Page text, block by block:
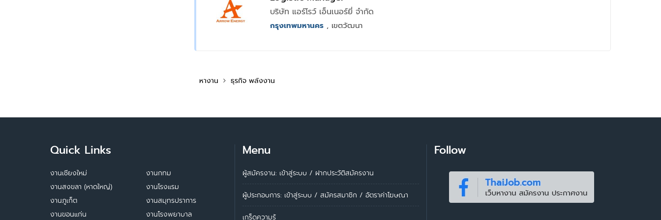
บริษัท แอร์โรว์ เอ็นเนอร์ยี่ จำกัด
กรุงเทพมหานคร, เขตวัฒนา
หางาน ธุรกิจ พลังงาน
Quick Links
งานเชียงใหม่
งานสงขลา (หาดใหญ่)
งานภูเก็ต
งานขอนแก่น
งานกทม
งานโรงแรม
งานสมุทรปราการ
งานโรงพยาบาล
Menu
ผู้สมัครงาน: เข้าสู่ระบบ / ฝากประวัติสมัครงาน
ผู้ประกอบการ: เข้าสู่ระบบ / สมัครสมาชิก / อัตราค่าโฆษณา
เกร็ดความรู้
Follow